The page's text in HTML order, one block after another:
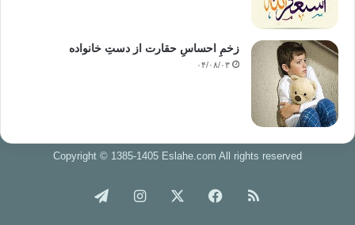
زخمِ احساسِ حقارت از دستِ خانواده
۰۴/۰۸/۰۳
Copyright © 1385-1405 Eslahe.com All rights reserved
خوراک فیس اینستاگرام